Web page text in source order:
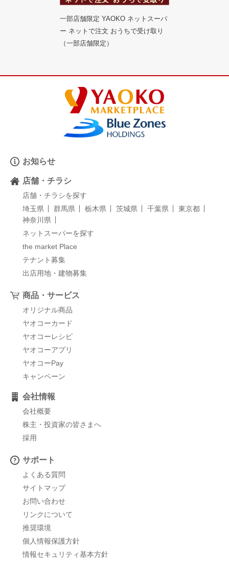
一部店舗限定 YAOKO ネットスーパ
ー ネットで注文 おうちで受け取り
（一部店舗限定）
お知らせ
店舗・チラシ
店舗・チラシを探す
埼玉県
群馬県 栃木県 茨城県 千葉県
東京都
神奈川県
ネットスーパーを探す
the market Place
テナント募集
出店用地・建物募集
商品・サービス
オリジナル商品
ヤオコーカード
ヤオコーレシピ
ヤオコーアプリ
ヤオコーPay
キャンペーン
会社情報
会社概要
株主・投資家の皆さまへ
採用
サポート
よくある質問
サイトマップ
お問い合わせ
リンクについて
推奨環境
個人情報保護方針
情報セキュリティ基本方針